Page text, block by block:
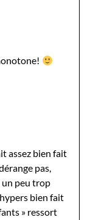
assez bien fait
pas,
un peu trop
bien fait
» ressort